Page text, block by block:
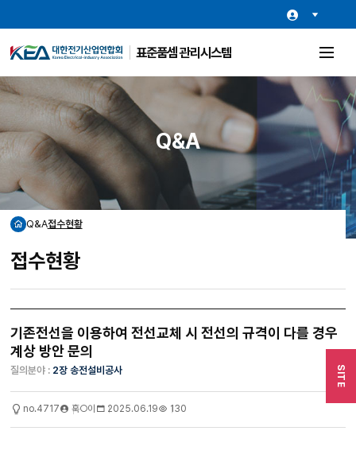
SITE
표준품셈 관리시스템
전
메
뉴
열
Q&A
홈Q&A접수현황
접수현황
기존전선을 이용하여 전선교체 시 전선의 규격이 다를 경우
계상 방안 문의
질의분야 : 2장 송전설비공사
no.4717 훅○이 2025.06.19 130